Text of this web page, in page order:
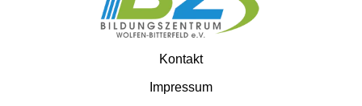
Kontakt
Impressum